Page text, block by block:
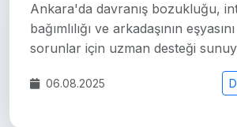
Ankara'da davranış bozukluğu,
bağımlılığı ve arkadaşının
sorunlar için uzman desteği
06.08.2025